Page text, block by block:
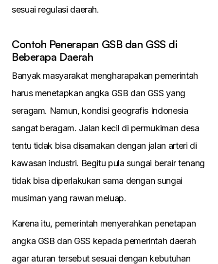
sesuai regulasi daerah.
Contoh Penerapan GSB dan GSS di
Beberapa Daerah
Banyak masyarakat mengharapakan pemerintah
harus menetapkan angka GSB dan GSS yang
seragam. Namun, kondisi geografis Indonesia
sangat beragam. Jalan kecil di permukiman desa
tentu tidak bisa disamakan dengan jalan arteri di
kawasan industri. Begitu pula sungai berair tenang
tidak bisa diperlakukan sama dengan sungai
musiman yang rawan meluap.
Karena itu, pemerintah menyerahkan penetapan
angka GSB dan GSS kepada pemerintah daerah
agar aturan tersebut sesuai dengan kebutuhan